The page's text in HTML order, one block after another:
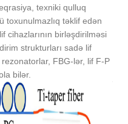
texniki qulluq
toxunulmazlıq təklif edən
cihazlarının birləşdirilməsi
strukturları sadə lif
FBG-lər, lif F-P
bilər.